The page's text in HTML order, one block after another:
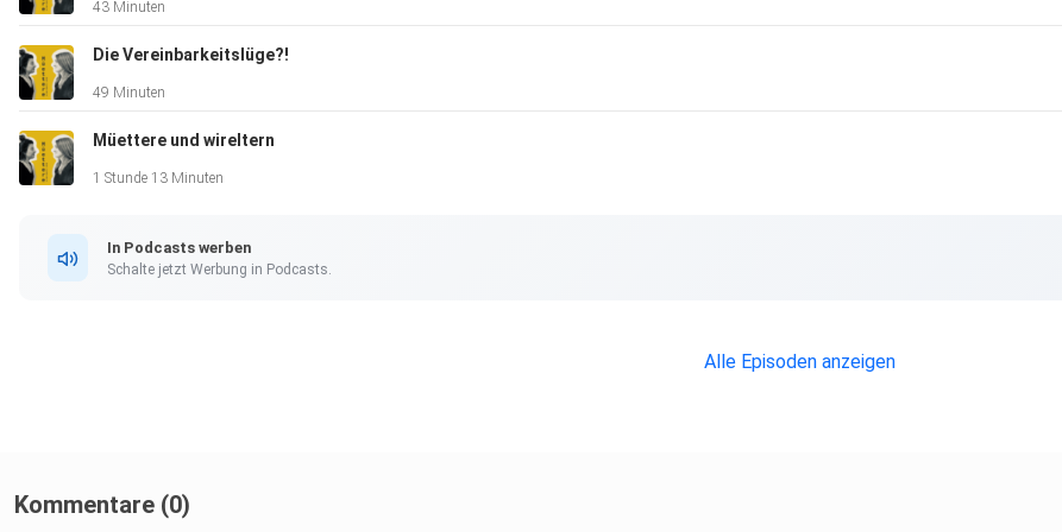
43 Minuten
Die Vereinbarkeitslüge?!
49 Minuten
Müettere und wireltern
1 Stunde 13 Minuten
In Podcasts werben
Schalte jetzt Werbung in Podcasts.
Alle Episoden anzeigen
Kommentare (0)